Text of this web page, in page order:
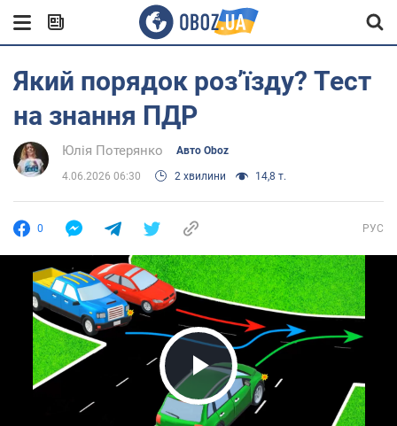
Який порядок розʼїзду? Тест
на знання ПДР
Юлія Потерянко Авто Oboz
4.06.2026 06:30 2 хвилини 14,8 т.
0 РУС
Play Video